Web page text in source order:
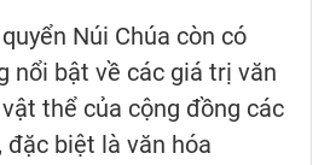
Núi Chúa còn có
nổi bật về các giá trị văn
thể của cộng đồng các
đặc biệt là văn hóa